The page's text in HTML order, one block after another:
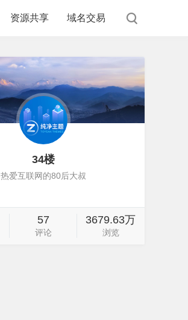
资源共享 域名交易
34楼
热爱互联网的80后大叔
57
评论
3679.63万
浏览